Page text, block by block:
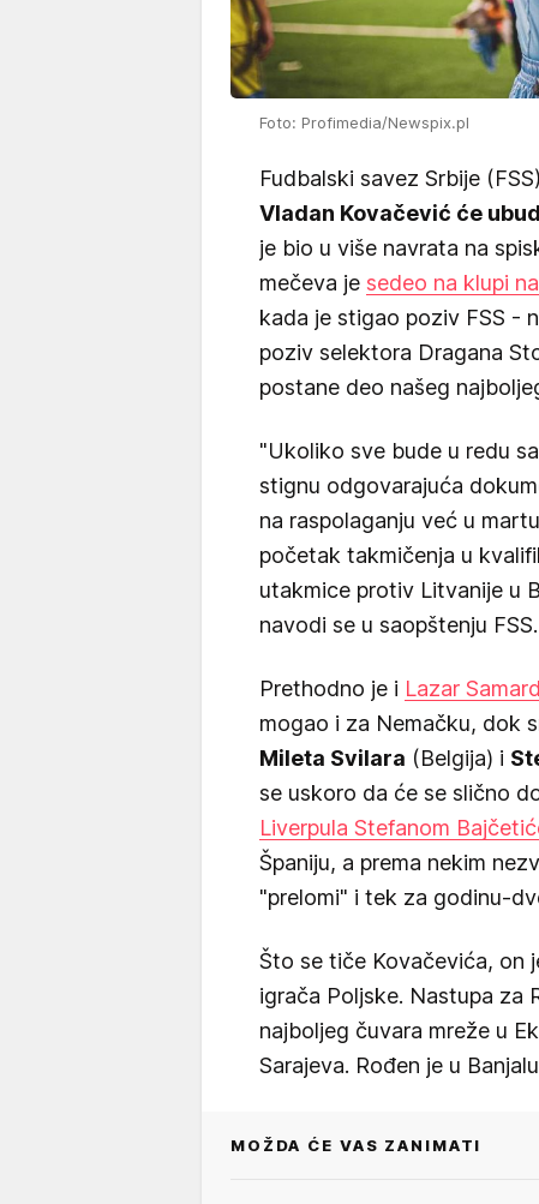
Foto: Profimedia/Newspix.pl
Fudbalski savez Srbije
Vladan Kovačević će
je bio u više navrata na
mečeva je sedeo na klupi
kada je stigao poziv FSS -
poziv selektora Dragana
postane deo našeg
"Ukoliko sve bude u redu
stignu odgovarajuća
na raspolaganju već u
početak takmičenja u
utakmice protiv Litvanije u
navodi se u saopštenju FSS.
Prethodno je i Lazar
mogao i za Nemačku, dok
Mileta Svilara (Belgija) i
se uskoro da će se slično
Liverpula Stefanom
Španiju, a prema nekim
"prelomi" i tek za godinu-
Što se tiče Kovačevića, on
igrača Poljske. Nastupa za
najboljeg čuvara mreže u
Sarajeva. Rođen je u
MOŽDA ĆE VAS ZANIMATI